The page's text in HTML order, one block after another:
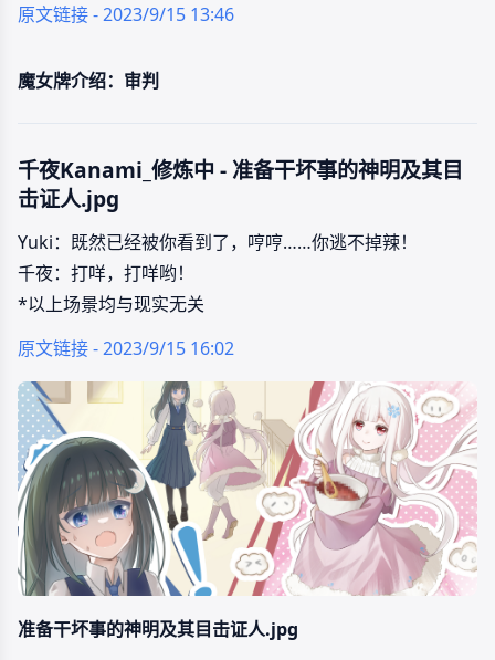
原文链接 - 2023/9/15 13:46
魔女牌介绍：审判
千夜Kanami_修炼中 - 准备干坏事的神明及其目
击证人.jpg
Yuki：既然已经被你看到了，哼哼……你逃不掉辣！
千夜：打咩，打咩哟！
*以上场景均与现实无关
原文链接 - 2023/9/15 16:02
准备干坏事的神明及其目击证人.jpg